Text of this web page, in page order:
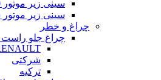
سینی زیر موتور L90
سینی زیر موتور
چراغ و خطر
چراغ جلو راست
شرکتی
ترکیه